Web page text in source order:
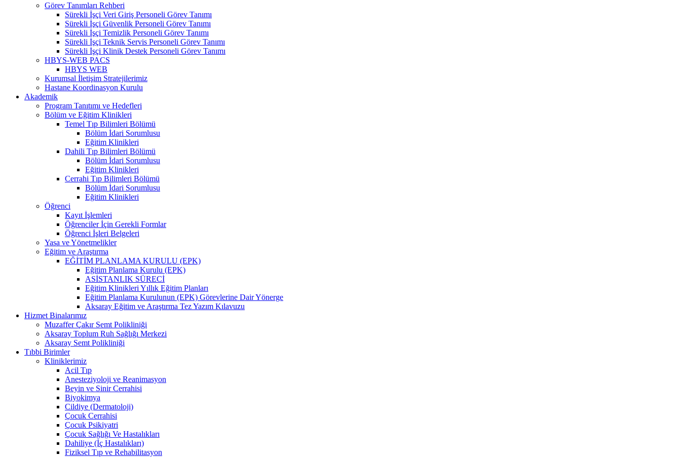
Görev Tanımları Rehberi
Sürekli İşçi Veri Giriş Personeli Görev Tanımı
Sürekli İşçi Güvenlik Personeli Görev Tanımı
Sürekli İşçi Temizlik Personeli Görev Tanımı
Sürekli İşçi Teknik Servis Personeli Görev Tanımı
Sürekli İşçi Klinik Destek Personeli Görev Tanımı
HBYS-WEB PACS
HBYS WEB
Kurumsal İletişim Stratejilerimiz
Hastane Koordinasyon Kurulu
Akademik
Program Tanıtımı ve Hedefleri
Bölüm ve Eğitim Klinikleri
Temel Tıp Bilimleri Bölümü
Bölüm İdari Sorumlusu
Eğitim Klinikleri
Dahili Tıp Bilimleri Bölümü
Bölüm İdari Sorumlusu
Eğitim Klinikleri
Cerrahi Tıp Bilimleri Bölümü
Bölüm İdari Sorumlusu
Eğitim Klinikleri
Öğrenci
Kayıt İşlemleri
Öğrenciler İçin Gerekli Formlar
Öğrenci İşleri Belgeleri
Yasa ve Yönetmelikler
Eğitim ve Araştırma
EĞİTİM PLANLAMA KURULU (EPK)
Eğitim Planlama Kurulu (EPK)
ASİSTANLIK SÜRECİ
Eğitim Klinikleri Yıllık Eğitim Planları
Eğitim Planlama Kurulunun (EPK) Görevlerine Dair Yönerge
Aksaray Eğitim ve Araştırma Tez Yazım Kılavuzu
Hizmet Binalarımız
Muzaffer Çakır Semt Polikliniği
Aksaray Toplum Ruh Sağlığı Merkezi
Aksaray Semt Polikliniği
Tıbbi Birimler
Kliniklerimiz
Acil Tıp
Anesteziyoloji ve Reanimasyon
Beyin ve Sinir Cerrahisi
Biyokimya
Cildiye (Dermatoloji)
Çocuk Cerrahisi
Çocuk Psikiyatri
Çocuk Sağlığı Ve Hastalıkları
Dahiliye (İç Hastalıkları)
Fiziksel Tıp ve Rehabilitasyon